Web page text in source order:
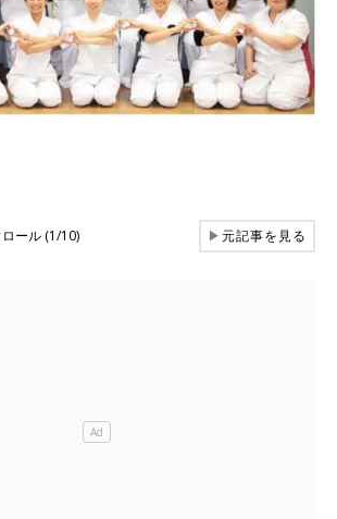
ール (1/10) ▶元記事を見る